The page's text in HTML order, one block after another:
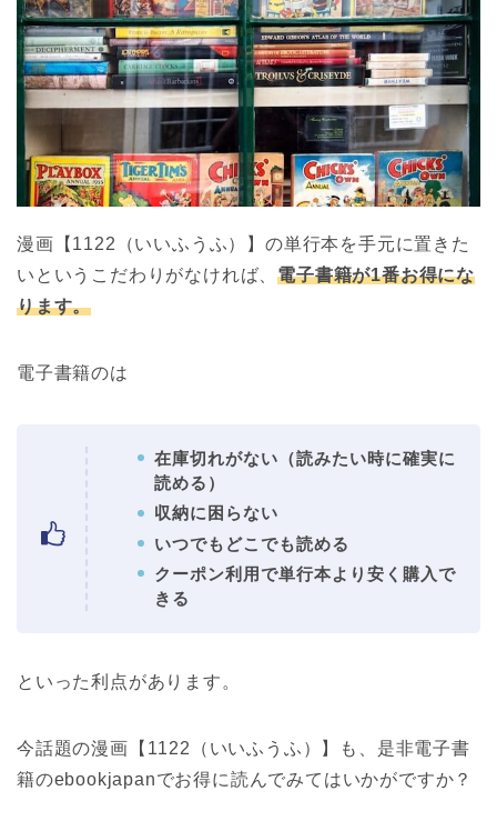
漫画【1122（いいふうふ）】の単行本を手元に置きた
いというこだわりがなければ、電子書籍が1番お得にな
ります。
電子書籍のは
在庫切れがない（読みたい時に確実に
読める）
収納に困らない
いつでもどこでも読める
クーポン利用で単行本より安く購入で
きる
といった利点があります。
今話題の漫画【1122（いいふうふ）】も、是非電子書
籍のebookjapanでお得に読んでみてはいかがですか？